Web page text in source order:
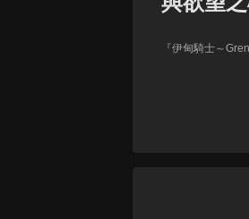
『伊甸騎士～